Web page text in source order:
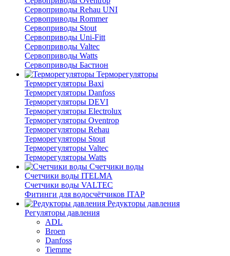
Сервоприводы Rehau UNI
Сервоприводы Rommer
Сервоприводы Stout
Сервоприводы Uni-Fitt
Сервоприводы Valtec
Сервоприводы Watts
Сервоприводы Бастион
Терморегуляторы
Терморегуляторы Baxi
Терморегуляторы Danfoss
Терморегуляторы DEVI
Терморегуляторы Electrolux
Терморегуляторы Oventrop
Терморегуляторы Rehau
Терморегуляторы Stout
Терморегуляторы Valtec
Терморегуляторы Watts
Счетчики воды
Счетчики воды ITELMA
Счетчики воды VALTEC
Фитинги для водосчётчиков ITAP
Редукторы давления
Регуляторы давления
ADL
Broen
Danfoss
Tiemme